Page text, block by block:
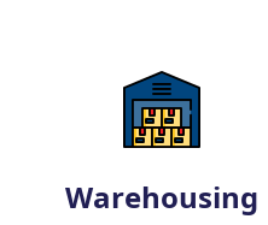
Warehousing